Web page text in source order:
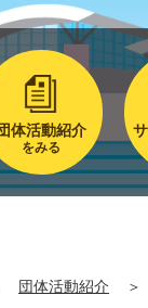
体活動紹介
をみる
団体活動紹介 ＞